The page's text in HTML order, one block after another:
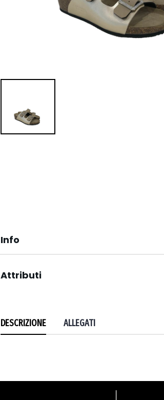
Info
Attributi
DESCRIZIONE ALLEGATI